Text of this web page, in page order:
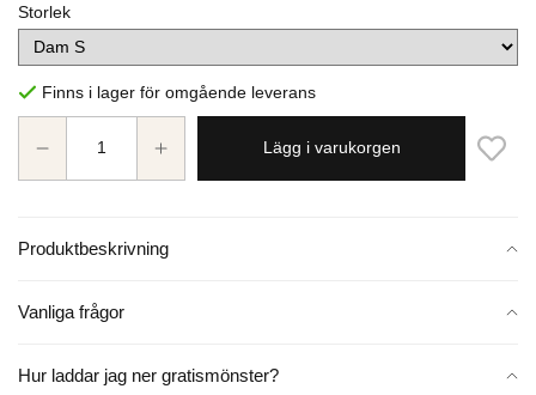
Storlek
Finns i lager för omgående leverans
Lägg i varukorgen
Produktbeskrivning
Vanliga frågor
Hur laddar jag ner gratismönster?